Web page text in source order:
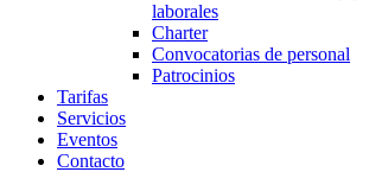
laborales
Charter
Convocatorias de personal
Patrocinios
Tarifas
Servicios
Eventos
Contacto